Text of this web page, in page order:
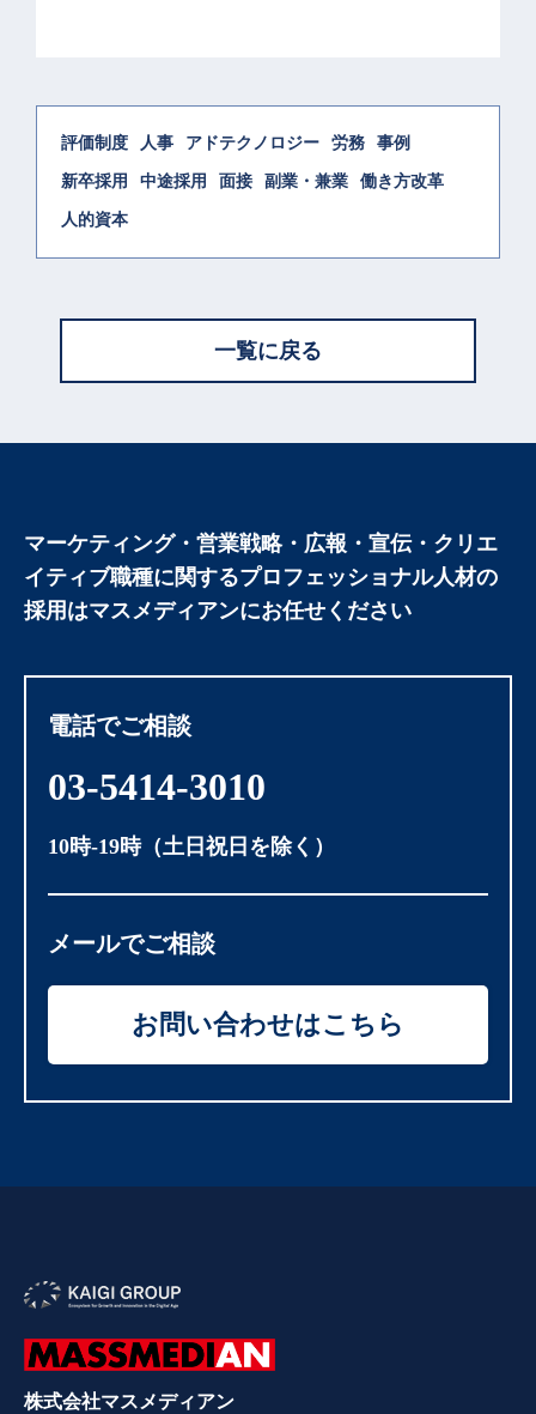
評価制度 人事 アドテクノロジー 労務 事例
新卒採用 中途採用 面接 副業・兼業 働き方改革
人的資本
一覧に戻る
マーケティング・営業戦略・広報・宣伝・クリエ
イティブ職種に関するプロフェッショナル人材の
採用はマスメディアンにお任せください
電話でご相談
03-5414-3010
10時-19時（土日祝日を除く）
メールでご相談
お問い合わせはこちら
株式会社マスメディアン